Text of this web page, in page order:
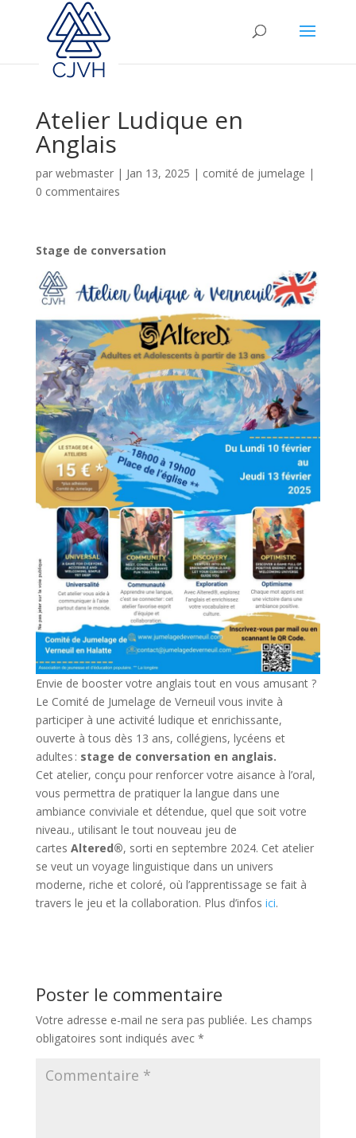
Atelier Ludique en
Anglais
par webmaster| Jan 13, 2025 | comité de jumelage |
0 commentaires
Stage de conversation
Envie de booster votre anglais tout en vous amusant ?
Le Comité de Jumelage de Verneuil vous invite à
participer à une activité ludique et enrichissante,
ouverte à tous dès 13 ans, collégiens, lycéens et
adultes : stage de conversation en anglais.
Cet atelier, conçu pour renforcer votre aisance à l’oral,
vous permettra de pratiquer la langue dans une
ambiance conviviale et détendue, quel que soit votre
niveau., utilisant le tout nouveau jeu de
cartes Altered®, sorti en septembre 2024. Cet atelier
se veut un voyage linguistique dans un univers
moderne, riche et coloré, où l’apprentissage se fait à
travers le jeu et la collaboration. Plus d’infos ici.
Poster le commentaire
Votre adresse e-mail ne sera pas publiée. Les champs
obligatoires sont indiqués avec *